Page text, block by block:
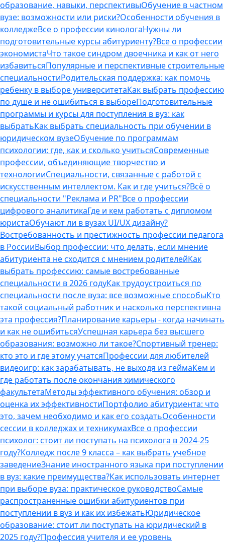
образование, навыки, перспективыОбучение в частном
вузе: возможности или риски?Особенности обучения в
колледжеВсе о профессии кинологаНужны ли
подготовительные курсы абитуриенту?Все о профессии
экономистаЧто такое синдром двоечника и как от него
избавитьсяПопулярные и перспективные строительные
специальностиРодительская поддержка: как помочь
ребенку в выборе университетаКак выбрать профессию
по душе и не ошибиться в выбореПодготовительные
программы и курсы для поступления в вуз: как
выбратьКак выбрать специальность при обучении в
юридическом вузеОбучение по программам
психологии: где, как и сколько учитьсяСовременные
профессии, объединяющие творчество и
технологииСпециальности, связанные с работой с
искусственным интеллектом. Как и где учиться?Всё о
специальности "Реклама и PR"Все о профессии
цифрового аналитикаГде и кем работать с дипломом
юристаОбучают ли в вузах UI/UX дизайну?
Востребованность и престижность профессии педагога
в РоссииВыбор профессии: что делать, если мнение
абитуриента не сходится с мнением родителейКак
выбрать профессию: самые востребованные
специальности в 2026 годуКак трудоустроиться по
специальности после вуза: все возможные способыКто
такой социальный работник и насколько перспективна
эта профессия?Планирование карьеры - когда начинать
и как не ошибитьсяУспешная карьера без высшего
образования: возможно ли такое?Спортивный тренер:
кто это и где этому учатсяПрофессии для любителей
видеоигр: как зарабатывать, не выходя из геймаКем и
где работать после окончания химического
факультетаМетоды эффективного обучения: обзор и
оценка их эффективностиПортфолио абитуриента: что
это, зачем необходимо и как его создатьОсобенности
сессии в колледжах и техникумахВсе о профессии
психолог: стоит ли поступать на психолога в 2024-25
году?Колледж после 9 класса – как выбрать учебное
заведениеЗнание иностранного языка при поступлении
в вуз: какие преимущества?Как использовать интернет
при выборе вуза: практическое руководствоСамые
распространенные ошибки абитуриентов при
поступлении в вуз и как их избежатьЮридическое
образование: стоит ли поступать на юридический в
2025 году?Профессия учителя и ее уровень